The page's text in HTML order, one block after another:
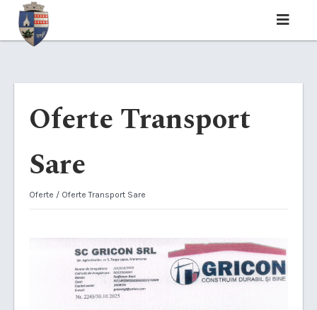
Oferte Transport
Sare
Oferte / Oferte Transport Sare